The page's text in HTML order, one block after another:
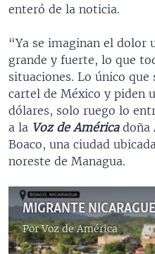
enteró de la noticia.
“Ya se imaginan el dolor
grande y fuerte, lo que
situaciones. Lo único que
cartel de México y piden
dólares, solo ruego lo
a la Voz de Américadoña
Boaco, una ciudad
noreste de Managua.
MIGRANTE
PorVoz de América